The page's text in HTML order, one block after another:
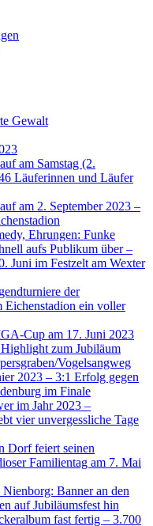
Gewalt
am Samstag (2.
Läuferinnen und Läufer
am 2. September 2023 –
Ehrungen: Funke
aufs Publikum über –
Juni im Festzelt am Wexter
der
Eichenstadion ein voller
Cup am 17. Juni 2023
zum Jubiläum
Vogelsangweg
2023 – 3:1 Erfolg gegen
im Finale
im Jahr 2023 –
vier unvergessliche Tage
Dorf feiert seinen
Familientag am 7. Mai
Banner an den
auf Jubiläumsfest hin
fast fertig – 3.700